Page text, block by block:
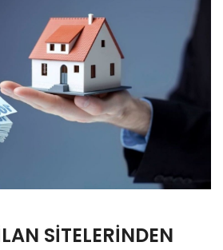
SİTELERİNDEN